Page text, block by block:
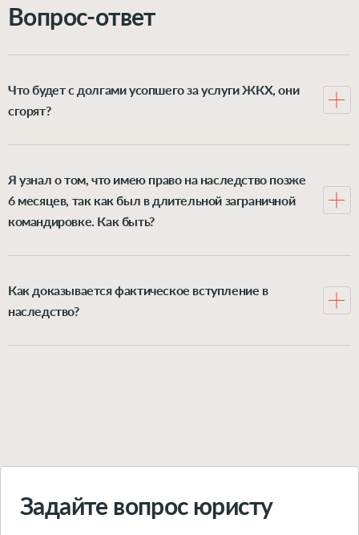
Вопрос-ответ
Что будет с долгами усопшего за услуги ЖКХ, они
сгорят?
это происходит и можно ли от них освободиться –
Я узнал о том, что имею право на наследство позже
6 месяцев, так как был в длительной заграничной
командировке. Как быть?
на принятие наследства через суд. Как это происходит
Как доказывается фактическое вступление в
наследство?
свидетельства того, что наследник реально
Задайте вопрос юристу